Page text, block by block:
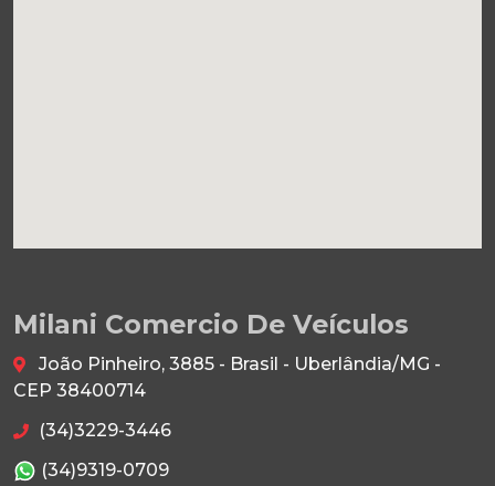
Milani Comercio De Veículos
João Pinheiro, 3885 - Brasil - Uberlândia/MG -
CEP 38400714
(34)3229-3446
(34)9319-0709